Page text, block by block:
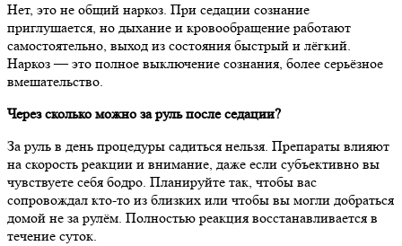
Нет, это не общий наркоз. При седации сознание
приглушается, но дыхание и кровообращение работают
самостоятельно, выход из состояния быстрый и лёгкий.
Наркоз — это полное выключение сознания, более серьёзное
вмешательство.
Через сколько можно за руль после седации?
За руль в день процедуры садиться нельзя. Препараты влияют
на скорость реакции и внимание, даже если субъективно вы
чувствуете себя бодро. Планируйте так, чтобы вас
сопровождал кто-то из близких или чтобы вы могли добраться
домой не за рулём. Полностью реакция восстанавливается в
течение суток.